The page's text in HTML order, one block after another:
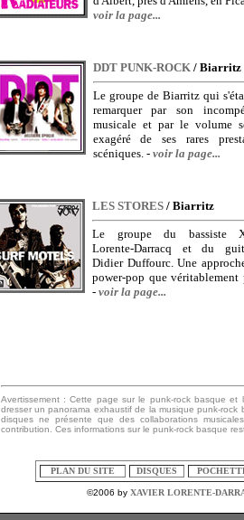
voir la page...
DDT PUNK-ROCK/ Biarritz
Le groupe de Biarritz qui
remarquer par son
musicale et par le volume
exagéré de ses rares
scéniques. - voir la page...
LES STORES / Biarritz
Le groupe du bassiste
Lorente-Darracq et du
Didier Duffourc. Une
power-pop que véritablement
- voir la page...
Avertissement : Cette page sur le punk-rock basque
dresser un panorama exhaustif de la musique punk-
disques ne présente que des collaborations
contribution. Ces informations sur le punk-rock basque
PLAN DU SITE DISQUES
©2006 by XAVIER LORENTE-